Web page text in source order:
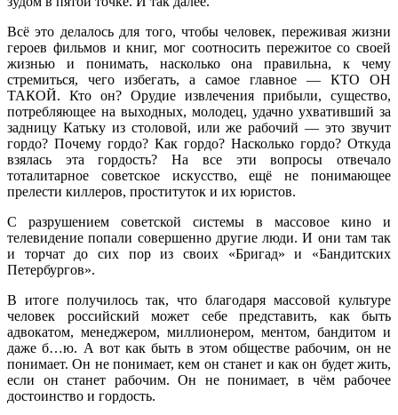
Всё это делалось для того, чтобы человек, переживая жизни
героев фильмов и книг, мог соотносить пережитое со своей
жизнью и понимать, насколько она правильна, к чему
стремиться, чего избегать, а самое главное — КТО ОН
ТАКОЙ. Кто он? Орудие извлечения прибыли, существо,
потребляющее на выходных, молодец, удачно ухвативший за
задницу Катьку из столовой, или же рабочий — это звучит
гордо? Почему гордо? Как гордо? Насколько гордо? Откуда
взялась эта гордость? На все эти вопросы отвечало
тоталитарное советское искусство, ещё не понимающее
прелести киллеров, проституток и их юристов.
С разрушением советской системы в массовое кино и
телевидение попали совершенно другие люди. И они там так
и торчат до сих пор из своих «Бригад» и «Бандитских
Петербургов».
В итоге получилось так, что благодаря массовой культуре
человек российский может себе представить, как быть
адвокатом, менеджером, миллионером, ментом, бандитом и
даже б…ю. А вот как быть в этом обществе рабочим, он не
понимает. Он не понимает, кем он станет и как он будет жить,
если он станет рабочим. Он не понимает, в чём рабочее
достоинство и гордость.